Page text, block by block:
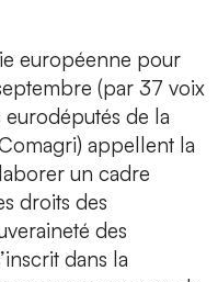
européenne pour
(par 37 voix
de la
appellent la
un cadre
droits des
des
dans la